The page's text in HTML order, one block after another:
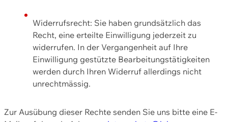
Widerrufsrecht: Sie haben grundsätzlich das
Recht, eine erteilte Einwilligung jederzeit zu
widerrufen. In der Vergangenheit auf Ihre
Einwilligung gestützte Bearbeitungstätigkeiten
werden durch Ihren Widerruf allerdings nicht
unrechtmässig.
Zur Ausübung dieser Rechte senden Sie uns bitte eine E-